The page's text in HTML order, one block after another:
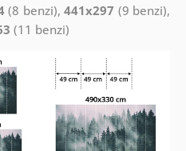
(8 benzi),441x297 (9 benzi),
(11 benzi)